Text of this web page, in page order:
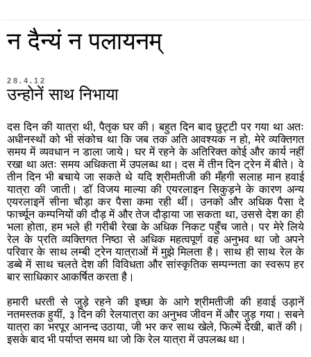
न दैन्यं न पलायनम्
28.4.12
उन्होनें साथ निभाया
दस दिन की यात्रा थी, पैतृक घर की। बहुत दिन बाद छुट्टी पर गया था अतः
अधीनस्थों को भी संकोच था कि जब तक अति आवश्यक न हो, मेरे व्यक्तिगत
समय में व्यवधान न डाला जाये। घर में रहने के अतिरिक्त कोई और कार्य नहीं
रखा था अतः समय अधिकता में उपलब्ध था। दस में तीन दिन ट्रेन में बीते। वे
तीन दिन भी बचाये जा सकते थे यदि श्रीमतीजी की मँहगी सलाह मान हवाई
यात्रा की जाती। डॉ विजय माल्या की एयरलाइन सिकुड़ने के कारण अन्य
एयरलाइनें सीना चौड़ा कर पैसा कमा रही थीं। उनको और अधिक पैसा दे
फार्च्यून कम्पनियों की दौड़ में और तेज दौड़ाया जा सकता था, उससे देश का ही
भला होता, हम भले ही गरीबी रेखा के अधिक निकट पहुँच जाते। पर मेरे लिये
रेल के प्रति व्यक्तिगत निष्ठा से अधिक महत्वपूर्ण वह अनुभव था जो अपने
परिवार के साथ लम्बी ट्रेन यात्राओं में मुझे मिलता है। साथ ही साथ रेल के
डब्बे में साथ चलते देश की विविधता और सांस्कृतिक सम्पन्नता का स्वरूप हर
बार साधिकार आकर्षित करता है।
हमारी धरती से जुड़े रहने की इच्छा के आगे श्रीमतीजी की हवाई उड़ानें
नतमस्तक हुयीं, ३ दिन की रेलयात्रा का अनुभव जीवन में और जुड़ गया। सबने
यात्रा का भरपूर आनन्द उठाया, जी भर कर साथ खेले, फिल्में देखी, बातें की।
इसके बाद भी पर्याप्त समय था जो कि रेल यात्रा में उपलब्ध था।